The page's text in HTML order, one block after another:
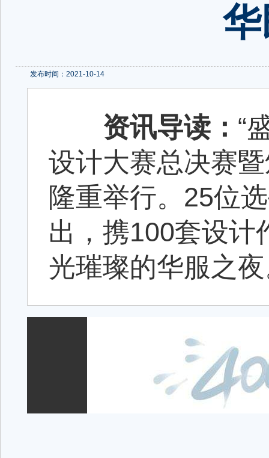
发布时间：2021-10-14
资讯导读： “
设计大赛总决赛
隆重举行。25位
出，携100套设计
光璀璨的华服之